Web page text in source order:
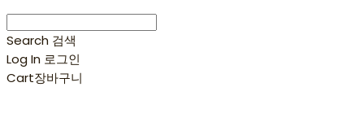
Search 검색
Log In 로그인
Cart장바구니